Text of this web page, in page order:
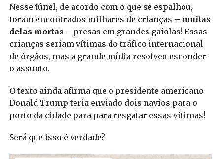
Nesse túnel, de acordo com o que se espalhou,
foram encontrados milhares de crianças – muitas
delas mortas – presas em grandes gaiolas! Essas
crianças seriam vítimas do tráfico internacional
de órgãos, mas a grande mídia resolveu esconder
o assunto.
O texto ainda afirma que o presidente americano
Donald Trump teria enviado dois navios para o
porto da cidade para para resgatar essas vítimas!
Será que isso é verdade?